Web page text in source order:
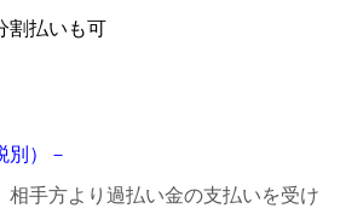
割払いも可
別） －
手方より過払い金の支払いを受け